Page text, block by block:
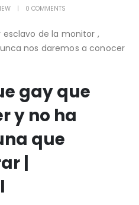
0 COMMENTS
de la monitor ,
nos daremos a conocer
gay que
y no ha
que
|